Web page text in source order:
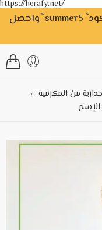
https://herafy.net/
بمناسبة فصل الصيف استخدم برومو كود ً summer5 ًواحصل
جدارية من المكرمية